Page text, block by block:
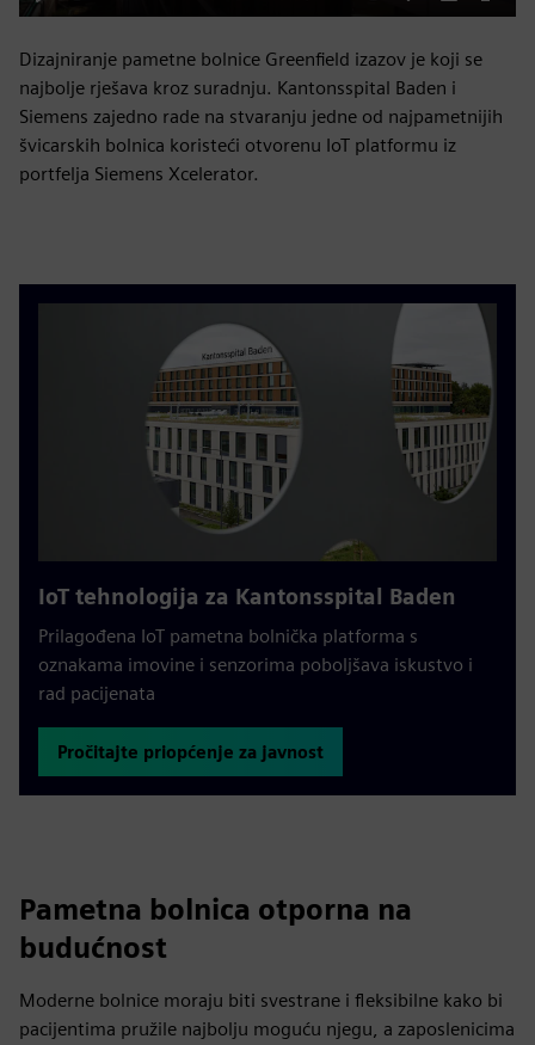
Play Mute Settings
PIP
Enter
Dizajniranje pametne bolnice Greenfield izazov je koji se
najbolje rješava kroz suradnju. Kantonsspital Baden i
Siemens zajedno rade na stvaranju jedne od najpametnijih
švicarskih bolnica koristeći otvorenu IoT platformu iz
portfelja Siemens Xcelerator.
IoT tehnologija za Kantonsspital Baden
Prilagođena IoT pametna bolnička platforma s
oznakama imovine i senzorima poboljšava iskustvo i
rad pacijenata
Pročitajte priopćenje za javnost
Pametna bolnica otporna na
budućnost
Moderne bolnice moraju biti svestrane i fleksibilne kako bi
pacijentima pružile najbolju moguću njegu, a zaposlenicima